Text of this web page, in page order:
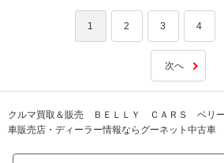
1 2 3 4
次へ
クルマ買取＆販売 ＢＥＬＬＹ ＣＡＲＳ ベリー
車販売店・ディーラー情報ならグーネット中古車